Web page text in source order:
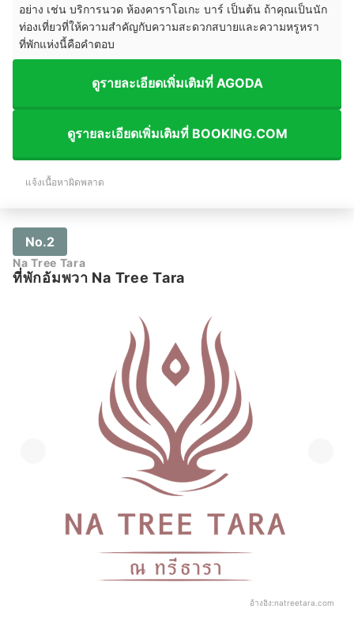
อย่าง เช่น บริการนวด ห้องคาราโอเกะ บาร์ เป็นต้น ถ้าคุณเป็นนัก
ท่องเที่ยวที่ให้ความสำคัญกับความสะดวกสบายและความหรูหรา
ที่พักแห่งนี้คือคำตอบ
ดูรายละเอียดเพิ่มเติมที่ AGODA
ดูรายละเอียดเพิ่มเติมที่ BOOKING.COM
แจ้งเนื้อหาผิดพลาด
No.2
Na Tree Tara
ที่พักอัมพวา Na Tree Tara
อ้างอิง:natreetara.com